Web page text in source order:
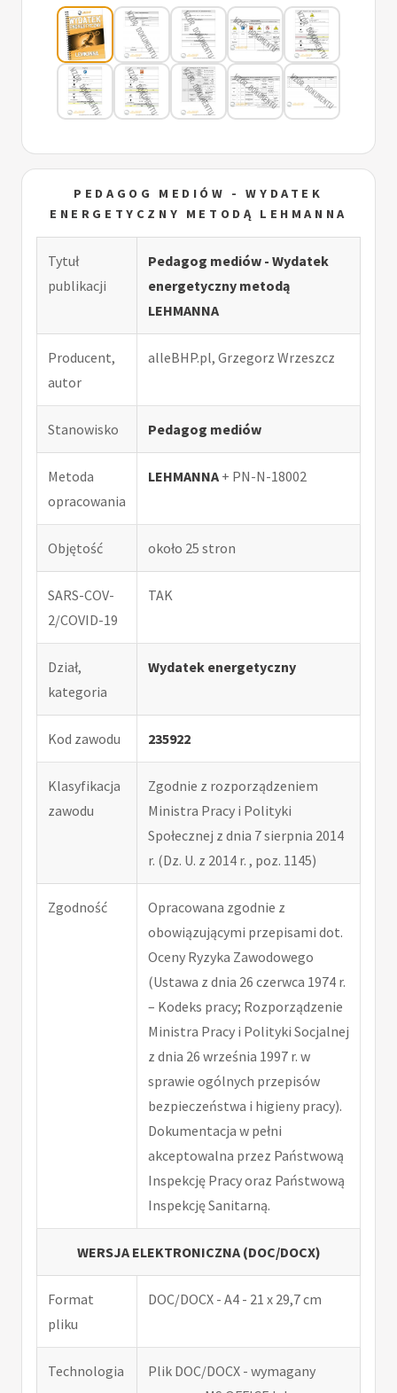
PEDAGOG MEDIÓW - WYDATEK
ENERGETYCZNY METODĄ LEHMANNA
Tytuł
publikacji
Pedagog mediów - Wydatek
energetyczny metodą
LEHMANNA
Producent,
autor
alleBHP.pl, Grzegorz Wrzeszcz
Stanowisko Pedagog mediów
Metoda
opracowania
LEHMANNA + PN-N-18002
Objętość około 25 stron
SARS-COV-
2/COVID-19
TAK
Dział,
kategoria
Wydatek energetyczny
Kod zawodu 235922
Klasyfikacja
zawodu
Zgodnie z rozporządzeniem
Ministra Pracy i Polityki
Społecznej z dnia 7 sierpnia 2014
r. (Dz. U. z 2014 r. , poz. 1145)
Zgodność
Opracowana zgodnie z
obowiązującymi przepisami dot.
Oceny Ryzyka Zawodowego
(Ustawa z dnia 26 czerwca 1974 r.
– Kodeks pracy; Rozporządzenie
Ministra Pracy i Polityki Socjalnej
z dnia 26 września 1997 r. w
sprawie ogólnych przepisów
bezpieczeństwa i higieny pracy).
Dokumentacja w pełni
akceptowalna przez Państwową
Inspekcję Pracy oraz Państwową
Inspekcję Sanitarną.
WERSJA ELEKTRONICZNA (DOC/DOCX)
Format
pliku
DOC/DOCX - A4 - 21 x 29,7 cm
Technologia
Plik DOC/DOCX - wymagany